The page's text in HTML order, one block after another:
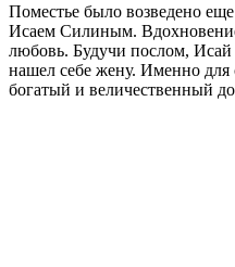
Поместье было возведено
Исаем Силиным.
любовь. Будучи послом,
нашел себе жену. Именно для
богатый и величественный